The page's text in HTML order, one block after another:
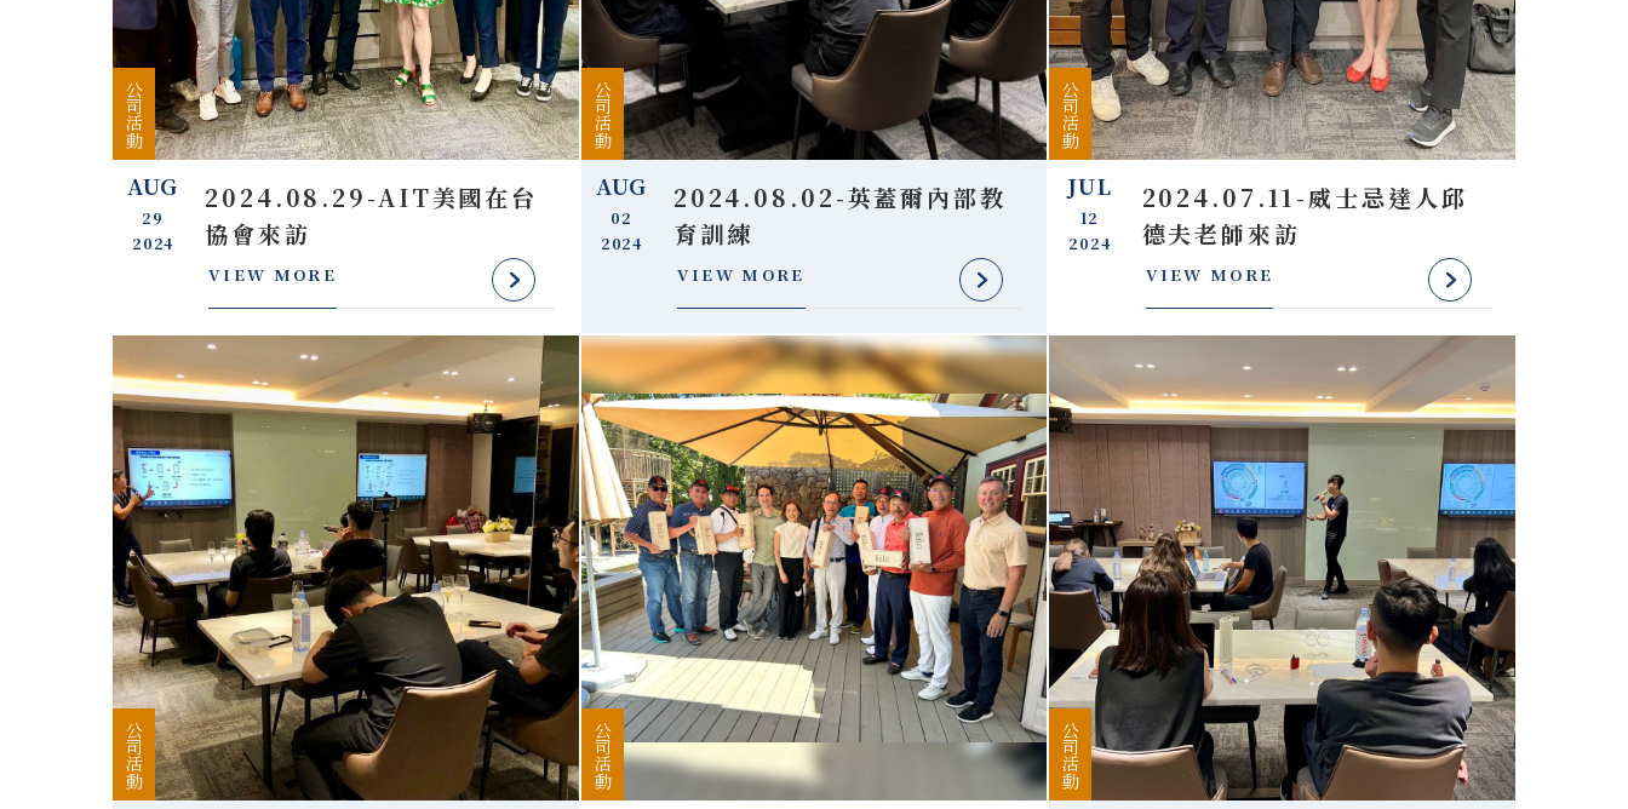
公司活動
AUG
29
2024
2024.08.29-AIT美國在台
協會來訪
VIEW MORE
公司活動
AUG
02
2024
2024.08.02-英蓋爾內部教
育訓練
VIEW MORE
公司活動
JUL
12
2024
2024.07.11-威士忌達人邱
德夫老師來訪
VIEW MORE
公司活動 公司活動 公司活動